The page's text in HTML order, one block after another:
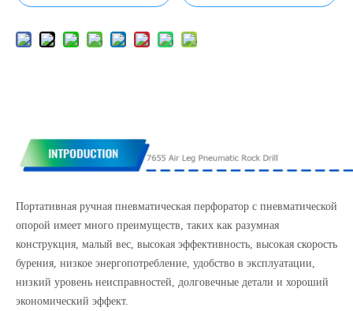
Портативная ручная пневматическая перфоратор с пневматической
опорой имеет много преимуществ, таких как разумная
конструкция, малый вес, высокая эффективность, высокая скорость
бурения, низкое энергопотребление, удобство в эксплуатации,
низкий уровень неисправностей, долговечные детали и хороший
экономический эффект.